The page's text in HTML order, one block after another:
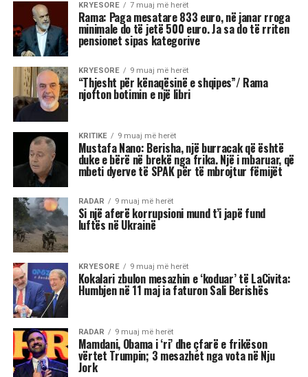
KRYESORE 7 muaj më herët
Rama: Paga mesatare 833 euro, në janar rroga
minimale do të jetë 500 euro. Ja sa do të rriten
pensionet sipas kategorive
KRYESORE 9 muaj më herët
“Thjesht për kënaqësinë e shqipes”/ Rama
njofton botimin e një libri
KRITIKE 9 muaj më herët
Mustafa Nano: Berisha, një burracak që është
duke e bërë në brekë nga frika. Një i mbaruar, që
mbeti dyerve të SPAK për të mbrojtur fëmijët
RADAR 9 muaj më herët
Si një aferë korrupsioni mund t’i japë fund
luftës në Ukrainë
KRYESORE 9 muaj më herët
Kokalari zbulon mesazhin e ‘koduar’ të LaCivita:
Humbjen në 11 maj ia faturon Sali Berishës
RADAR 9 muaj më herët
Mamdani, Obama i ‘ri’ dhe çfarë e frikëson
vërtet Trumpin; 3 mesazhet nga vota në Nju
Jork